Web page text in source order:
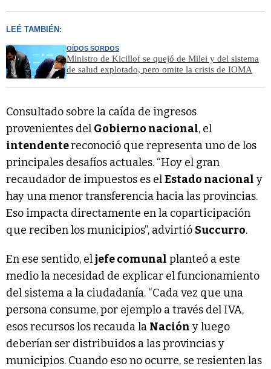
LEÉ TAMBIÉN:
OÍDOS SORDOS
Ministro de Kicillof se quejó de Milei y del sistema
de salud explotado, pero omite la crisis de IOMA
Consultado sobre la caída de ingresos
provenientes del Gobierno nacional, el
intendentereconoció que representa uno de los
principales desafíos actuales. “Hoy el gran
recaudador de impuestos es elEstado nacional y
hay una menor transferencia hacia las provincias.
Eso impacta directamente en la coparticipación
que reciben los municipios”, advirtió Succurro.
En ese sentido, eljefe comunal planteó a este
medio la necesidad de explicar el funcionamiento
del sistema a la ciudadanía. “Cada vez que una
persona consume, por ejemplo a través del IVA,
esos recursos los recauda la Nación y luego
deberían ser distribuidos a las provincias y
municipios. Cuando eso no ocurre, se resienten las